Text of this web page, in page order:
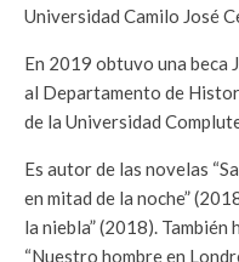
Universidad Camilo José
En 2019 obtuvo una beca
al Departamento de
de la Universidad
Es autor de las novelas
en mitad de la noche”
la niebla” (2018).
“Nuestro hombre en